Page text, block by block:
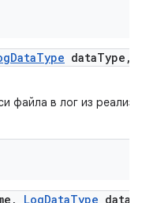
DataType dataType ,
файла в лог из
, LogDataType data